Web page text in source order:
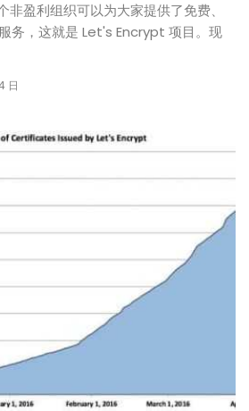
非盈利组织可以为大家提供了免费、
务，这就是 Let's Encrypt 项目。现
日